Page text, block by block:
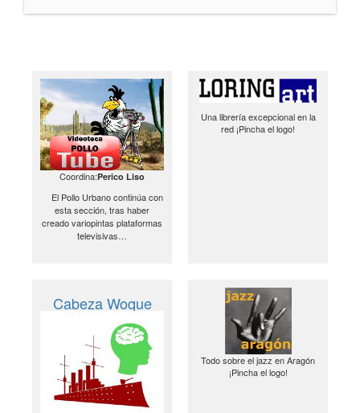
Coordina:Perico Liso
El Pollo Urbano continúa con
esta sección, tras haber
creado variopintas plataformas
televisivas…
Una librería excepcional en la
red ¡Pincha el logo!
Cabeza Woque
Todo sobre el jazz en Aragón
¡Pincha el logo!